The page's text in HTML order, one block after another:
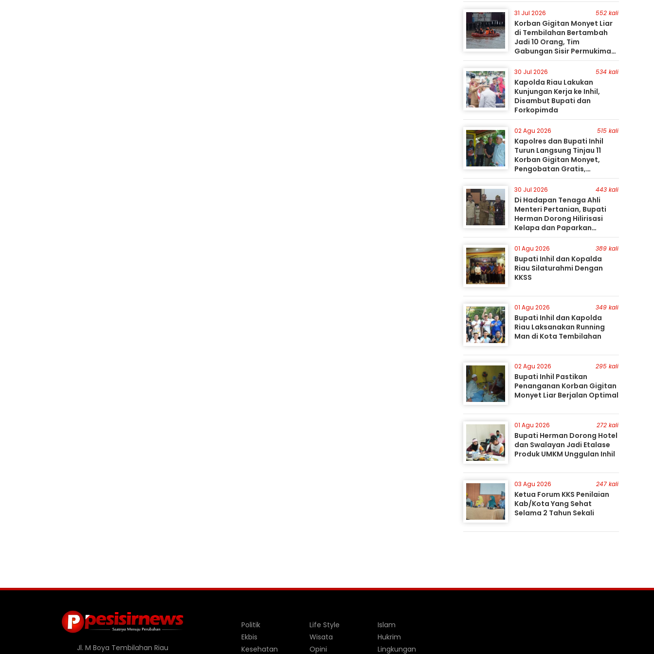
31 Jul 2026 552 kali
Korban Gigitan Monyet Liar
di Tembilahan Bertambah
Jadi 10 Orang, Tim
Gabungan Sisir Permukiman
Gunakan Perahu Karet
30 Jul 2026 534 kali
Kapolda Riau Lakukan
Kunjungan Kerja ke Inhil,
Disambut Bupati dan
Forkopimda
02 Agu 2026 515 kali
Kapolres dan Bupati Inhil
Turun Langsung Tinjau 11
Korban Gigitan Monyet,
Pengobatan Gratis,
Perburuan Terus Berlanjut
30 Jul 2026 443 kali
Di Hadapan Tenaga Ahli
Menteri Pertanian, Bupati
Herman Dorong Hilirisasi
Kelapa dan Paparkan
Besarnya Potensi Pertanian
Inhil
01 Agu 2026 389 kali
Bupati Inhil dan Kopalda
Riau Silaturahmi Dengan
KKSS
01 Agu 2026 349 kali
Bupati Inhil dan Kapolda
Riau Laksanakan Running
Man di Kota Tembilahan
02 Agu 2026 295 kali
Bupati Inhil Pastikan
Penanganan Korban Gigitan
Monyet Liar Berjalan Optimal
01 Agu 2026 272 kali
Bupati Herman Dorong Hotel
dan Swalayan Jadi Etalase
Produk UMKM Unggulan Inhil
03 Agu 2026 247 kali
Ketua Forum KKS Penilaian
Kab/Kota Yang Sehat
Selama 2 Tahun Sekali
Jl. M Boya Tembilahan Riau
Politik
Ekbis
Kesehatan
Life Style
Wisata
Opini
Islam
Hukrim
Lingkungan